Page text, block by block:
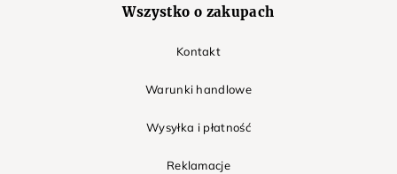
Wszystko o zakupach
Kontakt
Warunki handlowe
Wysyłka i płatność
Reklamacje